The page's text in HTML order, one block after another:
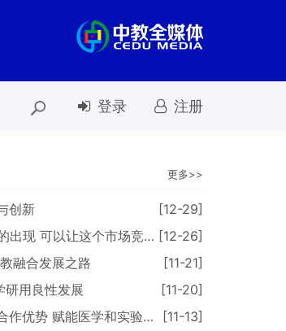
登录 注册
更多>>
[12-29]
创新
[12-26]
这个市场竞争回归正常一点
[11-21]
融合发展之路
[11-20]
研用良性发展
[11-13]
能医学和实验安全双赛道